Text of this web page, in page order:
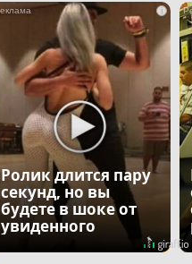
i
Ролик длится пару
секунд, но вы
будете в шоке от
увиденного